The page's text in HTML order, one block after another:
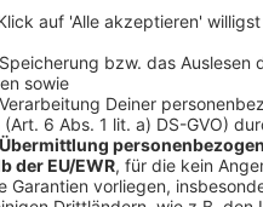
Hier das
Im Interview mit
genauer.